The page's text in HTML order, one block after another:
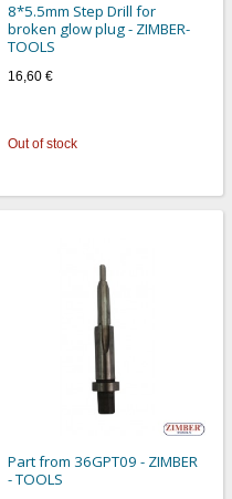
8*5.5mm Step Drill for
broken glow plug - ZIMBER-
TOOLS
16,60 €
Out of stock
Part from 36GPT09 - ZIMBER
- TOOLS